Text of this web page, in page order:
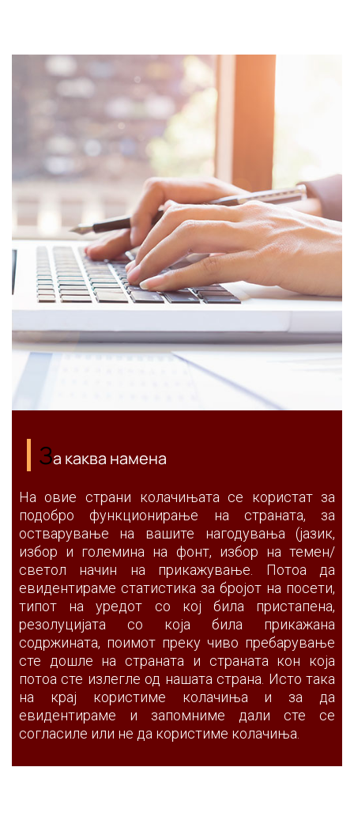
За каква намена
На овие страни колачињата се користат за
подобро функционирање на страната, за
остварување на вашите нагодувања (јазик,
избор и големина на фонт, избор на темен/
светол начин на прикажување. Потоа да
евидентираме статистика за бројот на посети,
типот на уредот со кој била пристапена,
резолуцијата со која била прикажана
содржината, поимот преку чиво пребарување
сте дошле на страната и страната кон која
потоа сте излегле од нашата страна. Исто така
на крај користиме колачиња и за да
евидентираме и запомниме дали сте се
согласиле или не да користиме колачиња.